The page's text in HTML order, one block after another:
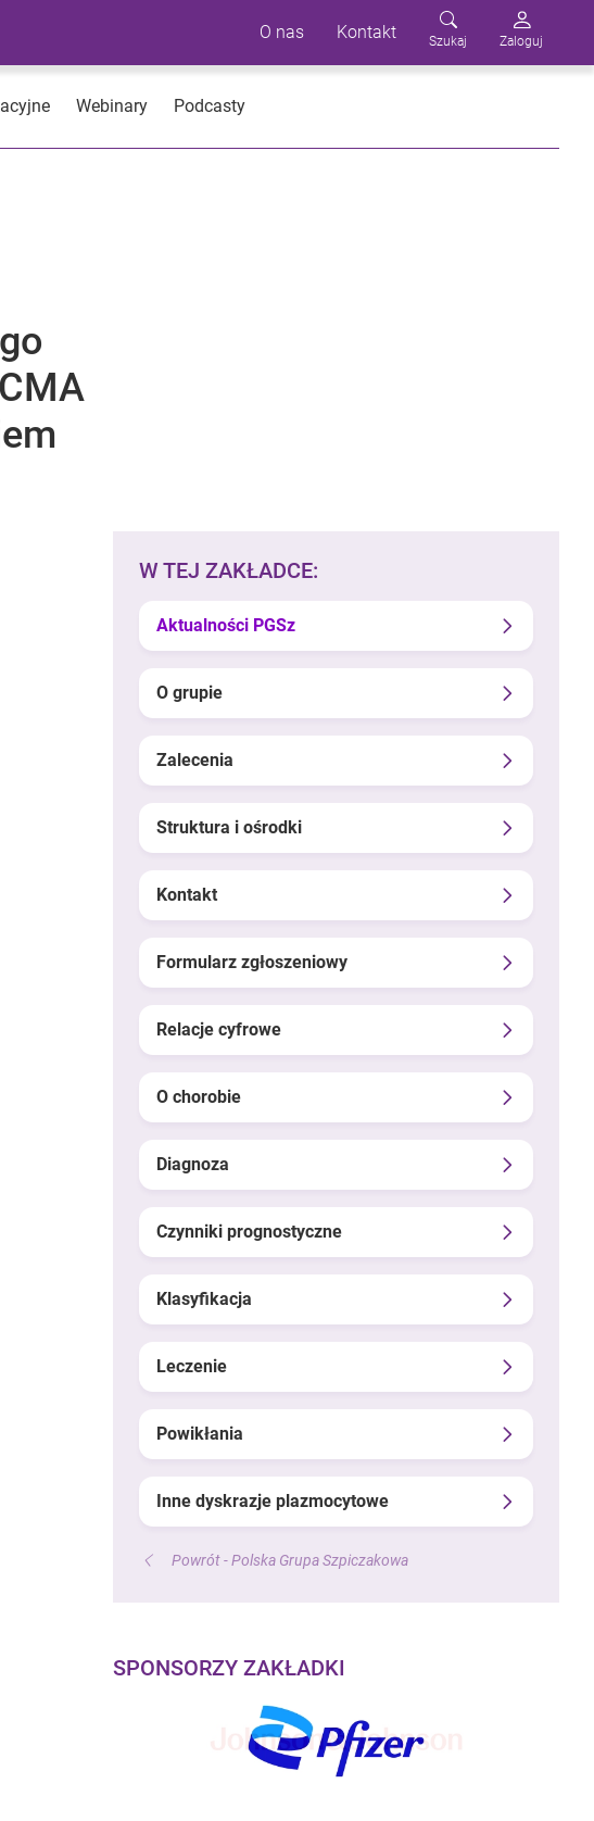
O nas Kontakt Szukaj Zaloguj
Webinary Podcasty
W TEJ ZAKŁADCE:
Aktualności PGSz
O grupie
Zalecenia
Struktura i ośrodki
Kontakt
Formularz zgłoszeniowy
Relacje cyfrowe
O chorobie
Diagnoza
Czynniki prognostyczne
Klasyfikacja
Leczenie
Powikłania
Inne dyskrazje plazmocytowe
Powrót - Polska Grupa Szpiczakowa
SPONSORZY ZAKŁADKI